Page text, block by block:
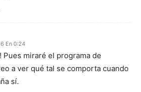
En 0:24
Pues miraré el programa de
a ver qué tal se comporta cuando
sí.